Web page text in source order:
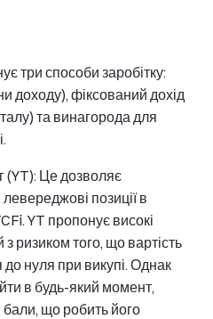
три способи заробітку:
доходу), фіксований дохід
та винагорода для
(YT): Це дозволяє
позиції в
YT пропонує високі
ризиком того, що вартість
нуля при викупі. Однак
в будь-який момент,
бали, що робить його